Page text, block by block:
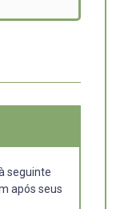
seguinte
após seus